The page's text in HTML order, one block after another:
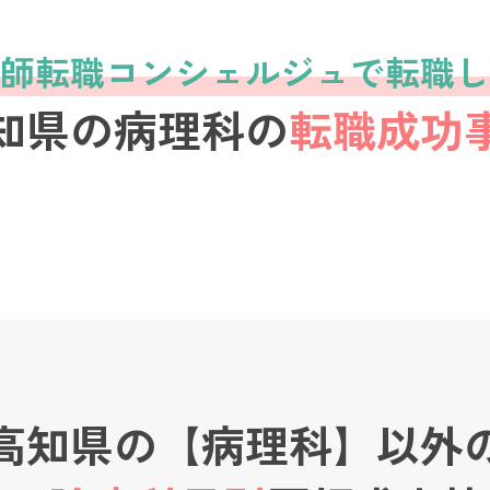
転職コンシェルジュで転職
県の病理科の転職成功
知県の【病理科】以外